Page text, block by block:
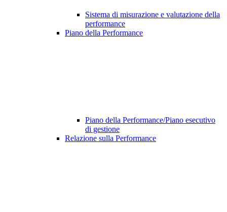
Sistema di misurazione e valutazione della
performance
Piano della Performance
Piano della Performance/Piano esecutivo
di gestione
Relazione sulla Performance